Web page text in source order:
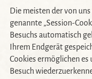
Die meisten der von
genannte „Session-
Besuchs automatisch
Ihrem Endgerät
Cookies ermöglichen
Besuch